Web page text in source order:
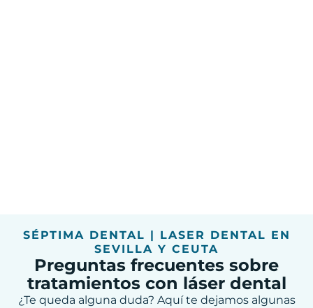
SÉPTIMA DENTAL | LASER DENTAL EN
SEVILLA Y CEUTA
Preguntas frecuentes sobre
tratamientos con láser dental
¿Te queda alguna duda? Aquí te dejamos algunas